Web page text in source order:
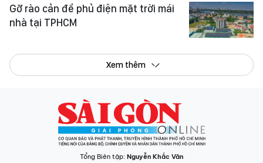
Gỡ rào cản để phủ điện mặt trời mái
nhà tại TPHCM
Xem thêm
Tổng Biên tập: Nguyễn Khắc Văn